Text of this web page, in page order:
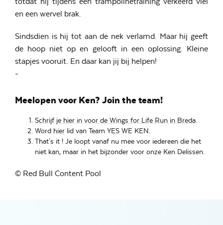
en een wervel brak.
Sindsdien is hij tot aan de nek verlamd. Maar hij geeft
de hoop niet op en gelooft in een oplossing. Kleine
stapjes vooruit. En daar kan jij bij helpen!
-
Meelopen voor Ken? Join the team!
Schrijf je hier in voor de Wings for Life Run in Breda
Word hier lid van Team YES WE KEN.
That's it ! Je loopt vanaf nu mee voor iedereen die het
niet kan, maar in het bijzonder voor onze Ken Delissen.
© Red Bull Content Pool